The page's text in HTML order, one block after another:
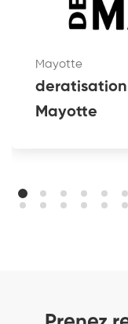
Mayotte
Mayotte